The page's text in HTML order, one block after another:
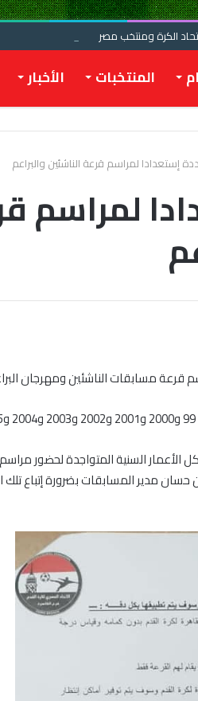
الكرة ومنتخب مصر
المنتخبات الأخبار
إستعدادا لمراسم قرعة الناشئين والبراعم
لمراسم
السنية المتواجدة لحضور
مدير المسابقات بضرورة إتباع تلك